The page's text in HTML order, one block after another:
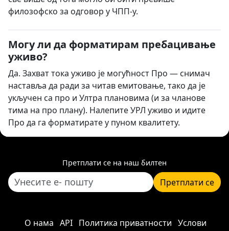
филозофско за одговор у ЧПП-у.
Могу ли да форматирам пребацивање
уживо?
Да. Захват тока уживо је могућност Про — снимач
наставља да ради за читав емитовање, тако да је
укључен са про и Ултра плановима (и за чланове
тима на про плану). Налепите УРЛ уживо и идите
Про да га форматирате у пуном квалитету.
Претплати се на наш билтен
Претплати се
О нама API Политика приватности Услови